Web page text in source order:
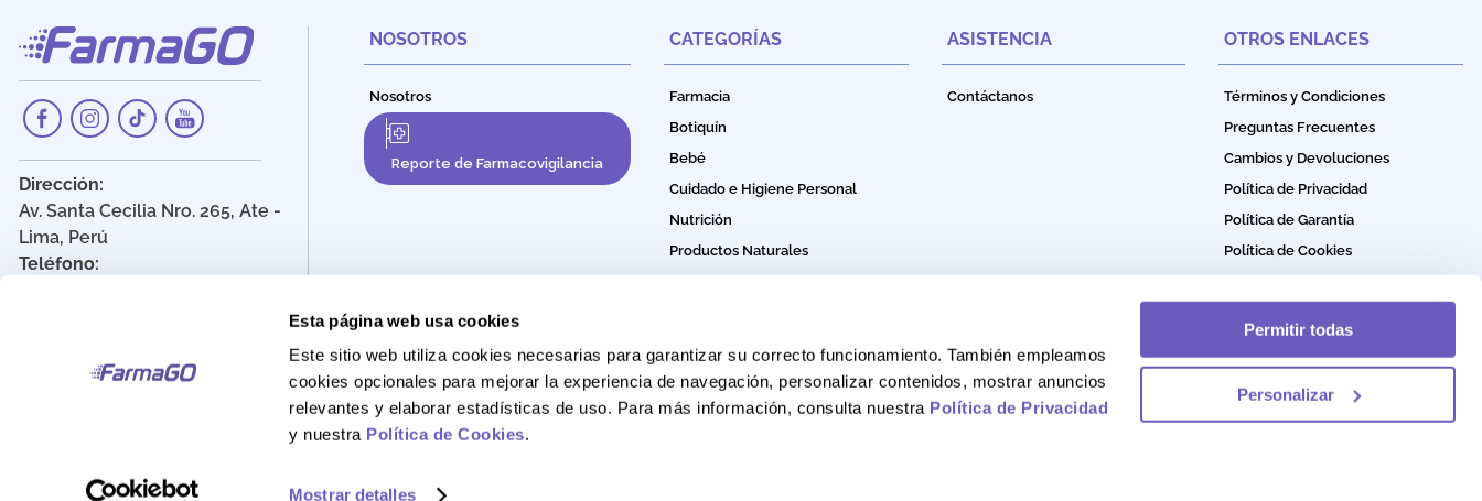
Esta página web usa cookies
Este sitio web utiliza cookies necesarias para garantizar su correcto funcionamiento. También empleamos
cookies opcionales para mejorar la experiencia de navegación, personalizar contenidos, mostrar anuncios
relevantes y elaborar estadísticas de uso. Para más información, consulta nuestra Política de Privacidad
y nuestra Política de Cookies.
Mostrar detalles
Permitir todas
Personalizar
Dirección:
Av. Santa Cecilia Nro. 265, Ate -
Lima, Perú
Teléfono:
NOSOTROS
Nosotros
Reporte de Farmacovigilancia
CATEGORÍAS
Farmacia
Botiquín
Bebé
Cuidado e Higiene Personal
Nutrición
Productos Naturales
ASISTENCIA
Contáctanos
OTROS ENLACES
Términos y Condiciones
Preguntas Frecuentes
Cambios y Devoluciones
Política de Privacidad
Política de Garantía
Política de Cookies
FarmaGo 2025 - Derechos reservados